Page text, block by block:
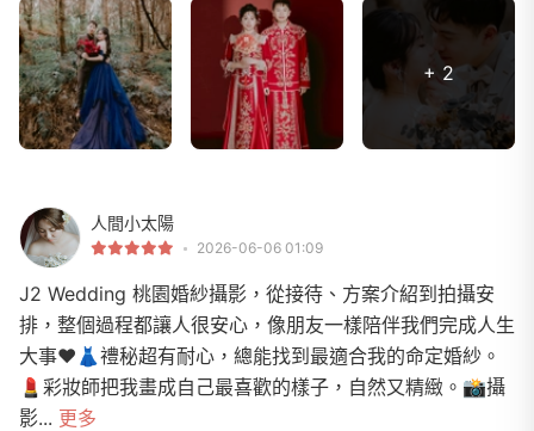
+ 2
人間小太陽
2026-06-06 01:09
J2 Wedding 桃園婚紗攝影，從接待、方案介紹到拍攝安
排，整個過程都讓人很安心，像朋友一樣陪伴我們完成人生
大事❤️👗禮秘超有耐心，總能找到最適合我的命定婚紗。
💄彩妝師把我畫成自己最喜歡的樣子，自然又精緻。📸攝
影... 更多